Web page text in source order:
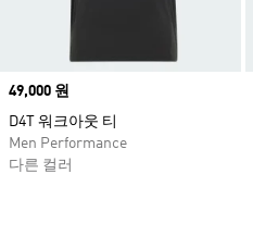
Price
49,000 원
D4T 워크아웃 티
Men Performance
다른 컬러